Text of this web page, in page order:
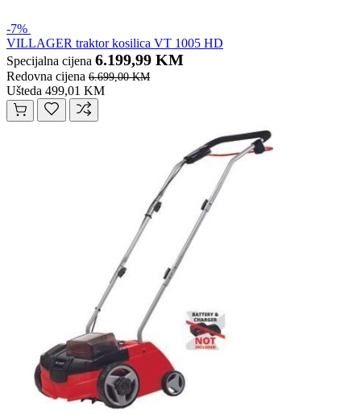
-7%
VILLAGER traktor kosilica VT 1005 HD
Specijalna cijena 6.199,99 KM
Redovna cijena 6.699,00 KM
Ušteda 499,01 KM